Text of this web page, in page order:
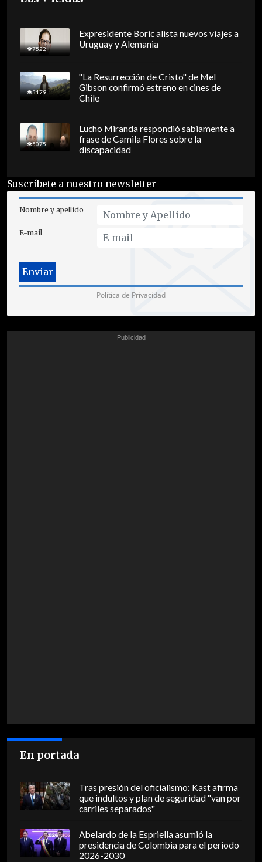
7522
Expresidente Boric alista nuevos viajes a
Uruguay y Alemania
5179
"La Resurrección de Cristo" de Mel
Gibson confirmó estreno en cines de
Chile
5075
Lucho Miranda respondió sabiamente a
frase de Camila Flores sobre la
discapacidad
Suscríbete a nuestro newsletter
Nombre y apellido
E-mail
Política de Privacidad
En portada
Tras presión del oficialismo: Kast afirma
que indultos y plan de seguridad "van por
carriles separados"
Abelardo de la Espriella asumió la
presidencia de Colombia para el periodo
2026-2030